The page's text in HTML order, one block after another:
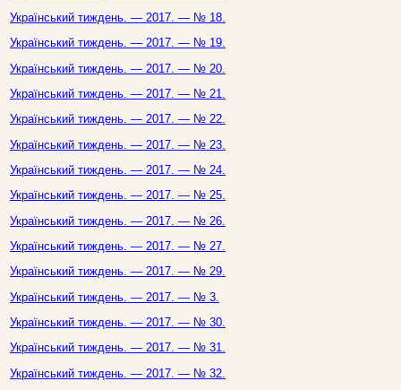
Український тиждень. — 2017. — № 18.
Український тиждень. — 2017. — № 19.
Український тиждень. — 2017. — № 20.
Український тиждень. — 2017. — № 21.
Український тиждень. — 2017. — № 22.
Український тиждень. — 2017. — № 23.
Український тиждень. — 2017. — № 24.
Український тиждень. — 2017. — № 25.
Український тиждень. — 2017. — № 26.
Український тиждень. — 2017. — № 27.
Український тиждень. — 2017. — № 29.
Український тиждень. — 2017. — № 3.
Український тиждень. — 2017. — № 30.
Український тиждень. — 2017. — № 31.
Український тиждень. — 2017. — № 32.